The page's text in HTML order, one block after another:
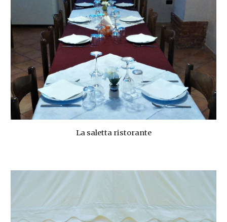
La saletta ristorante